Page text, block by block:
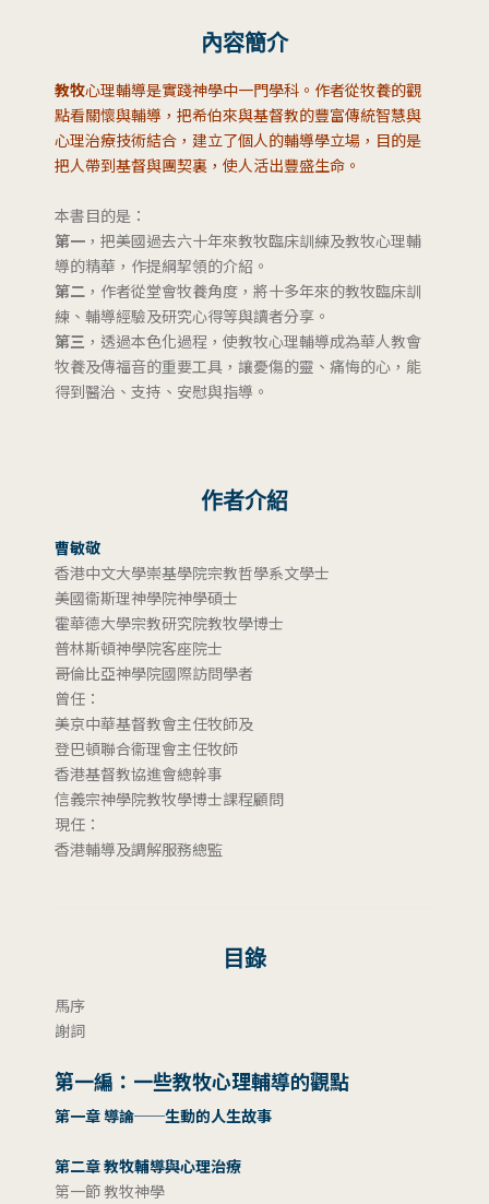
內容簡介
教牧心理輔導是實踐神學中一門學科。作者從牧養的觀
點看關懷與輔導，把希伯來與基督教的豐富傳統智慧與
心理治療技術結合，建立了個人的輔導學立場，目的是
把人帶到基督與團契裏，使人活出豐盛生命。
本書目的是：
第一 ，把美國過去六十年來教牧臨床訓練及教牧心理輔
導的精華，作提綱挈領的介紹。
第二 ，作者從堂會牧養角度，將十多年來的教牧臨床訓
練、輔導經驗及研究心得等與讀者分享。
第三 ，透過本色化過程，使教牧心理輔導成為華人教會
牧養及傳福音的重要工具，讓憂傷的靈、痛悔的心，能
得到醫治、支持、安慰與指導。
作者介紹
曹敏敬
香港中文大學崇基學院宗教哲學系文學士
美國衞斯理神學院神學碩士
霍華德大學宗教研究院教牧學博士
普林斯頓神學院客座院士
哥倫比亞神學院國際訪問學者
曾任：
美京中華基督教會主任牧師及
登巴頓聯合衞理會主任牧師
香港基督教協進會總幹事
信義宗神學院教牧學博士課程顧問
現任：
香港輔導及調解服務總監
目錄
馬序
謝詞
第一編：一些教牧心理輔導的觀點
第一章 導論──生動的人生故事
第二章 教牧輔導與心理治療
第一節 教牧神學